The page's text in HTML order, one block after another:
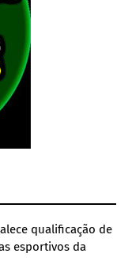
qualificação de
esportivos da